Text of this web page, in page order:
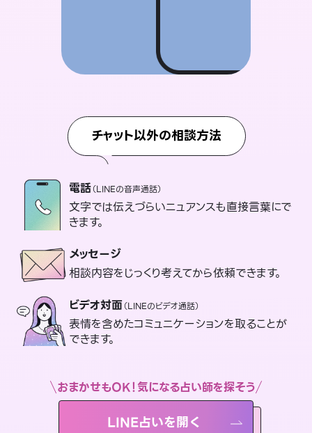
チャット以外の相談方法
電話（LINEの音声通話）
文字では伝えづらいニュアンスも直接言葉にで
きます。
メッセージ
相談内容をじっくり考えてから依頼できます。
ビデオ対面（LINEのビデオ通話）
表情を含めたコミュニケーションを取ることが
できます。
おまかせもOK！気になる占い師を探そう
LINE占いを開く